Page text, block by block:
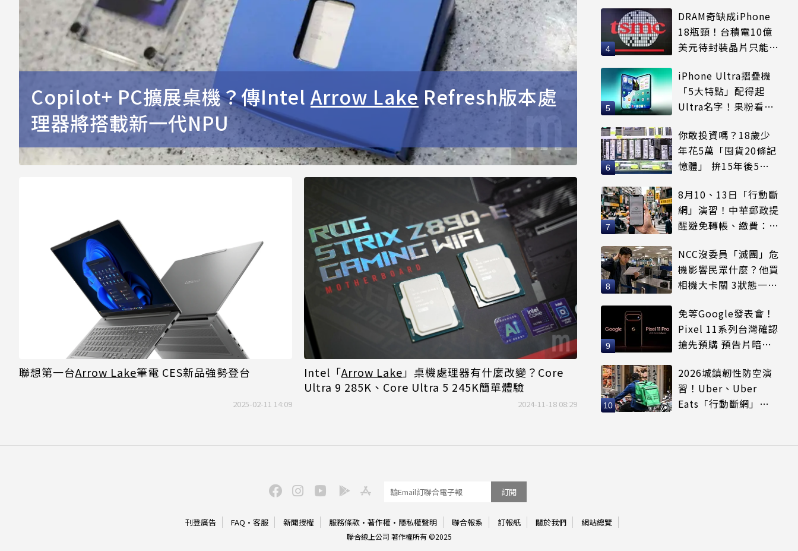
Copilot+ PC擴展桌機？傳Intel Arrow Lake Refresh版本處
理器將搭載新一代NPU
聯想第一台Arrow Lake筆電 CES新品強勢登台
2025-02-11 14:09
Intel「Arrow Lake 」桌機處理器有什麼改變？Core
Ultra 9 285K、Core Ultra 5 245K簡單體驗
2024-11-18 08:29
DRAM奇缺成iPhone
18瓶頸！台積電10億
美元待封裝晶片只能枯
iPhone Ultra摺疊機
「5大特點」配得起
Ultra名字！果粉看完
你敢投資嗎？18歲少
年花5萬「囤貨20條記
憶體」 拚15年後5倍
8月10、13日「行動斷
網」演習！中華郵政提
醒避免轉帳、繳費：務
NCC沒委員「滅團」危
機影響民眾什麼？他買
相機大卡關 3狀態一同
免等Google發表會！
Pixel 11系列台灣確認
搶先預購 預告片暗示
2026城鎮韌性防空演
習！Uber、Uber
Eats「行動斷網」注
訂閱
刊登廣告 FAQ · 客服 新聞授權 服務條款 · 著作權 · 隱私權聲明 聯合報系 訂報紙 關於我們 網站總覽
聯合線上公司 著作權所有 ©2025